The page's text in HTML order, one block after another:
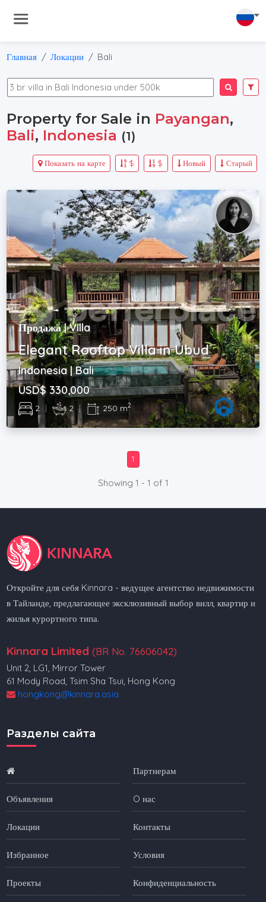
Главная Локации Bali
Property for Sale in Payangan,
Bali, Indonesia (1)
Старый
Новый
$
$
Показать на карте
Продажа | Villa
Elegant Rooftop Villa in Ubud
Indonesia | Bali
USD$ 330,000
2 | 2 | 250 m2
1
Showing 1 - 1 of 1
Откройте для себя Kinnara - ведущее агентство недвижимости
в Тайланде, предлагающее эксклюзивный выбор вилл, квартир и
жилья курортного типа.
Kinnara Limited (BR No. 76606042)
Unit 2, LG1, Mirror Tower
61 Mody Road, Tsim Sha Tsui, Hong Kong
hongkong@kinnara.asia
Разделы сайта
Объявления
Локации
Избранное
Проекты
Партнерам
O нас
Контакты
Условия
Конфиденциальность